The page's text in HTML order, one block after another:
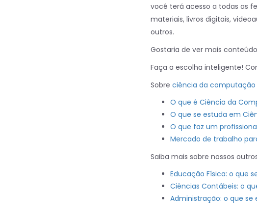
você terá acesso a todas as
materiais, livros digitais,
outros.
Gostaria de ver mais
Faça a escolha inteligente!
Sobre ciência da computação
O que é Ciência da
O que se estuda em
O que faz um
Mercado de trabalho
Saiba mais sobre nossos
Educação Física: o que
Ciências Contábeis: o
Administração: o que se